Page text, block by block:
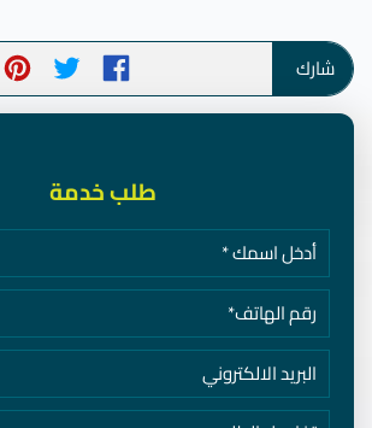
شارك
طلب خدمة